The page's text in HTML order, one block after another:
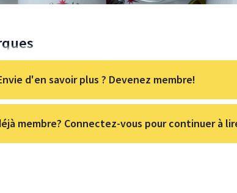
d'en savoir plus ? Devenez membre!
membre? Connectez-vous pour continuer à